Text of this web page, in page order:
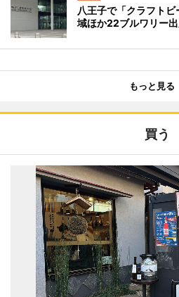
八王子で「クラフト
域ほか22ブルワリー
もっと見る
買う